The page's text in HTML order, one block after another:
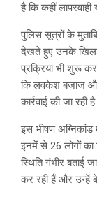
है कि कहीं
पुलिस सूत्रों के
देखते हुए उनके
प्रक्रिया भी शुरू
कि लवकेश बजाज
कार्रवाई की जा
इस भीषण अग्निकांड
इनमें से 26 लोगों का
स्थिति गंभीर बताई
कर रही हैं और उन्हें